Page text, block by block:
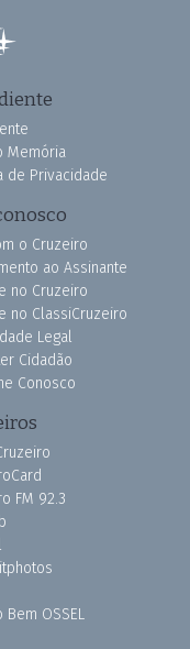
Memória
de Privacidade
o Cruzeiro
ao Assinante
no Cruzeiro
no ClassiCruzeiro
Legal
Cidadão
Conosco
FM 92.3
Bem OSSEL